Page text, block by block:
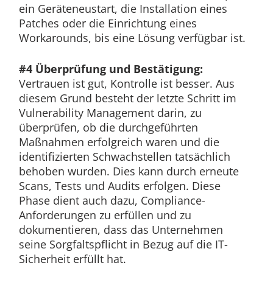
ein Geräteneustart, die Installation eines
Patches oder die Einrichtung eines
Workarounds, bis eine Lösung verfügbar ist.
#4 Überprüfung und Bestätigung:
Vertrauen ist gut, Kontrolle ist besser. Aus
diesem Grund besteht der letzte Schritt im
Vulnerability Management darin, zu
überprüfen, ob die durchgeführten
Maßnahmen erfolgreich waren und die
identifizierten Schwachstellen tatsächlich
behoben wurden. Dies kann durch erneute
Scans, Tests und Audits erfolgen. Diese
Phase dient auch dazu, Compliance-
Anforderungen zu erfüllen und zu
dokumentieren, dass das Unternehmen
seine Sorgfaltspflicht in Bezug auf die IT-
Sicherheit erfüllt hat.